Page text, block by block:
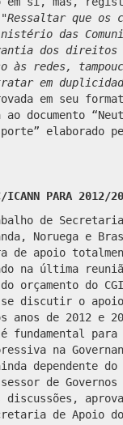
Ressaltar que os
das
dos direitos
às redes,
em
em seu
documento
elaborado
ICANN PARA 2012/
de
Noruega e
de apoio
na última
orçamento do
discutir o
de 2012 e
fundamental
na
dependente do
de Governos
discussões,
de Apoio do